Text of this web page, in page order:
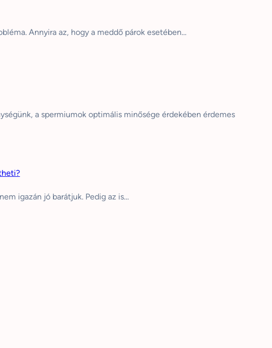
Annyira az, hogy a meddő párok esetében…
a spermiumok optimális minősége érdekében érdemes
igazán jó barátjuk. Pedig az is…